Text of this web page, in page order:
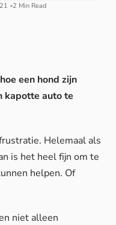
2 Min Read
een hond zijn
kapotte auto te
Helemaal als
is het heel fijn om te
helpen. Of
niet alleen